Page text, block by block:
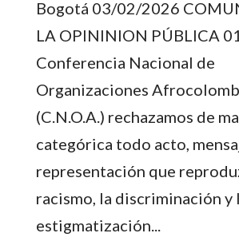
Bogotá 03/02/2026
LA OPININION PÚBLICA
Conferencia Nacional de
Organizaciones
(C.N.O.A.) rechazamos de
categórica todo acto,
representación que
racismo, la discriminación y
estigmatización...